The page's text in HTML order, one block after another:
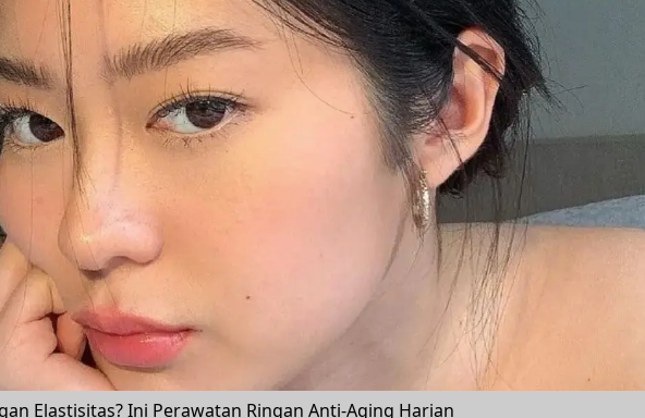
Elastisitas? Ini Perawatan Ringan Anti-Aging Harian